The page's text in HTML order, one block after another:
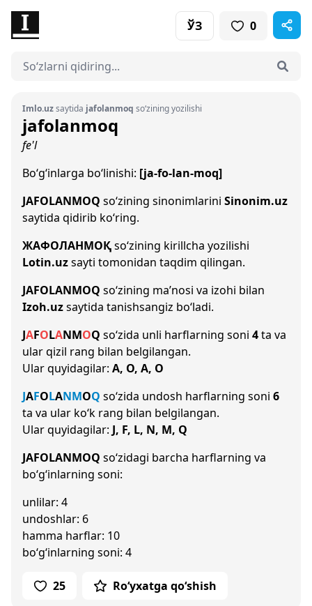
ЎЗ 0
Imlo.uzsaytida jafolanmoq so‘zining yozilishi
jafolanmoq
fe'l
Bo‘g‘inlarga bo‘linishi: [ja-fo-lan-moq]
JAFOLANMOQ so‘zining sinonimlarini Sinonim.uz
saytida qidirib ko‘ring.
ЖАФОЛАНМОҚso‘zining kirillcha yozilishi
Lotin.uzsayti tomonidan taqdim qilingan.
JAFOLANMOQ so‘zining ma’nosi va izohi bilan
Izoh.uzsaytida tanishsangiz bo‘ladi.
JAFOLANMOQ so‘zida unli harflarning soni 4ta va
ular qizil rang bilan belgilangan.
Ular quyidagilar: A, O, A, O
JAFOLANMOQ so‘zida undosh harflarning soni 6
ta va ular ko‘k rang bilan belgilangan.
Ular quyidagilar: J, F, L, N, M, Q
JAFOLANMOQ so‘zidagi barcha harflarning va
bo‘g‘inlarning soni:
unlilar: 4
undoshlar: 6
hamma harflar: 10
bo‘g‘inlarning soni: 4
25 Ro‘yxatga qo‘shish